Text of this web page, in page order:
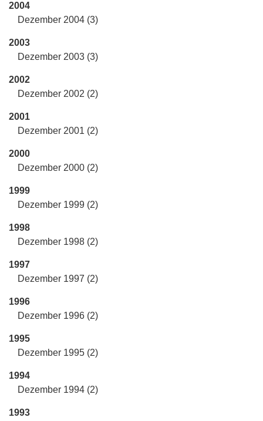
2004
Dezember 2004 (3)
2003
Dezember 2003 (3)
2002
Dezember 2002 (2)
2001
Dezember 2001 (2)
2000
Dezember 2000 (2)
1999
Dezember 1999 (2)
1998
Dezember 1998 (2)
1997
Dezember 1997 (2)
1996
Dezember 1996 (2)
1995
Dezember 1995 (2)
1994
Dezember 1994 (2)
1993